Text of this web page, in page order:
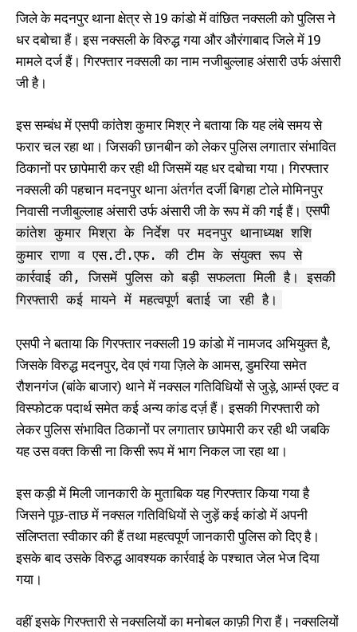
April 24, 2025
In "औरंगाबाद"
June 15, 2025
In "औरंगाबाद"
लेवी नहीं मिलने पर जेसीबी मशीन में आग
लगाने वाले 1 लाख का इनामी नक्सली
गिरफ्तार, ईट भट्ठा और पेट्रोल पंप पर
था आतंक
July 18, 2024
In "औरंगाबाद"
जिले के मदनपुर थाना क्षेत्र से 19 कांडो में वांछित नक्सली को पुलिस ने
धर दबोचा हैं। इस नक्सली के विरुद्ध गया और औरंगाबाद जिले में 19
मामले दर्ज हैं। गिरफ्तार नक्सली का नाम नजीबुल्लाह अंसारी उर्फ अंसारी
जी है।
इस सम्बंध में एसपी कांतेश कुमार मिश्र ने बताया कि यह लंबे समय से
फरार चल रहा था। जिसकी छानबीन को लेकर पुलिस लगातार संभावित
ठिकानों पर छापेमारी कर रही थी जिसमें यह धर दबोचा गया। गिरफ्तार
नक्सली की पहचान मदनपुर थाना अंतर्गत दर्जी बिगहा टोले मोमिनपुर
निवासी नजीबुल्लाह अंसारी उर्फ अंसारी जी के रूप में की गई हैं। एसपी
कांतेश कुमार मिश्रा के निर्देश पर मदनपुर थानाध्यक्ष शशि
कुमार राणा व एस.टी.एफ. की टीम के संयुक्त रूप से
कार्रवाई की, जिसमें पुलिस को बड़ी सफलता मिली है। इसकी
गिरफ्तारी कई मायने में महत्वपूर्ण बताई जा रही है।
एसपी ने बताया कि गिरफ्तार नक्सली 19 कांडो में नामजद अभियुक्त है,
जिसके विरुद्ध मदनपुर, देव एवं गया ज़िले के आमस, डुमरिया समेत
रौशनगंज (बांके बाजार) थाने में नक्सल गतिविधियों से जुड़े, आर्म्स एक्ट व
विस्फोटक पदार्थ समेत कई अन्य कांड दर्ज़ हैं। इसकी गिरफ्तारी को
लेकर पुलिस संभावित ठिकानों पर लगातार छापेमारी कर रही थी जबकि
यह उस वक्त किसी ना किसी रूप में भाग निकल जा रहा था।
इस कड़ी में मिली जानकारी के मुताबिक यह गिरफ्तार किया गया है
जिसने पूछ-ताछ में नक्सल गतिविधियों से जुड़ें कई कांडो में अपनी
संलिप्तता स्वीकार की हैं तथा महत्वपूर्ण जानकारी पुलिस को दिए है।
इसके बाद उसके विरुद्ध आवश्यक कार्रवाई के पश्चात जेल भेज दिया
गया।
वहीं इसके गिरफ्तारी से नक्सलियों का मनोबल काफ़ी गिरा हैं। नक्सलियों